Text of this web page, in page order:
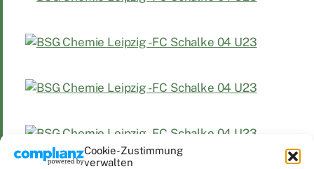
Cookie-Zustimmung
verwalten